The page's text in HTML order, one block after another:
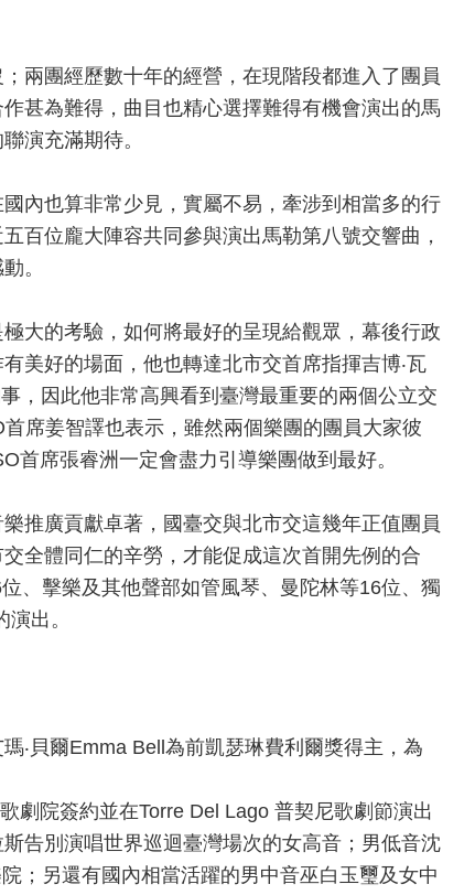
兩團經歷數十年的經營，在現階段都進入了團員
甚為難得，曲目也精心選擇難得有機會演出的馬
演充滿期待。
內也算非常少見，實屬不易，牽涉到相當多的行
百位龐大陣容共同參與演出馬勒第八號交響曲，
。
大的考驗，如何將最好的呈現給觀眾，幕後行政
美好的場面，他也轉達北市交首席指揮吉博‧瓦
，因此他非常高興看到臺灣最重要的兩個公立交
首席姜智譯也表示，雖然兩個樂團的團員大家彼
首席張睿洲一定會盡力引導樂團做到最好。
推廣貢獻卓著，國臺交與北市交這幾年正值團員
全體同仁的辛勞，才能促成這次首開先例的合
位、擊樂及其他聲部如管風琴、曼陀林等16位、獨
出。
瑪‧ 貝爾Emma Bell 為前凱瑟琳費利爾獎得主，為
劇院簽約並在Torre Del Lago 普契尼歌劇節演出
告別演唱世界巡迴臺灣場次的女高音；男低音沈
；另還有國內相當活躍的男中音巫白玉璽及女中